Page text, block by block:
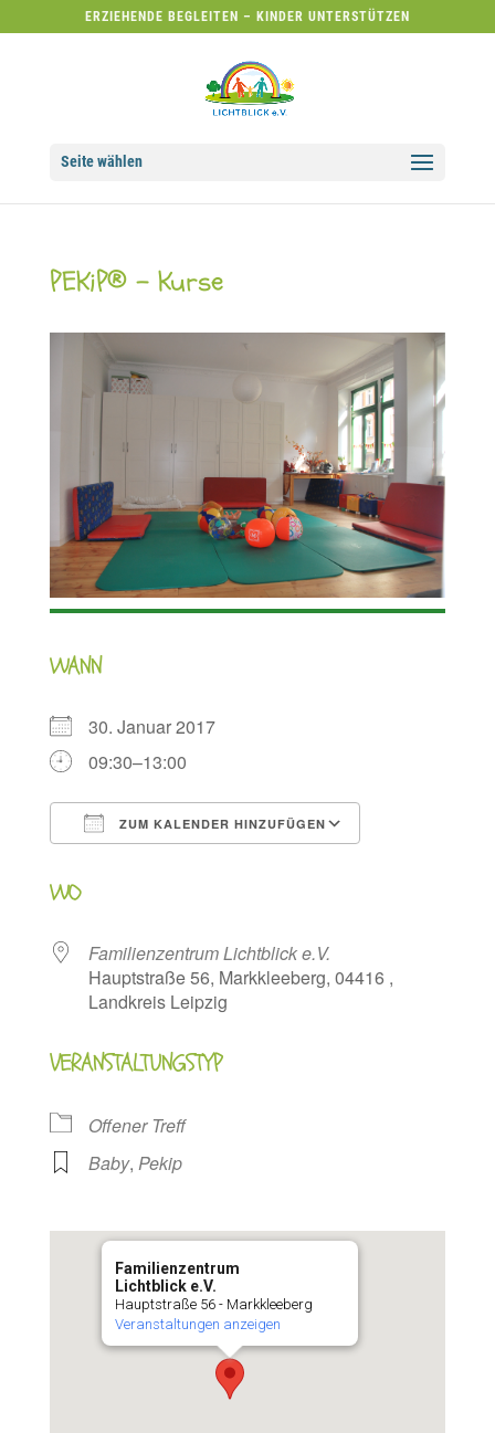
ERZIEHENDE BEGLEITEN – KINDER UNTERSTÜTZEN
Seite wählen
PEKiP® – Kurse
WANN
30. Januar 2017
09:30–13:00
ZUM KALENDER HINZUFÜGEN
WO
Familienzentrum Lichtblick e.V.
Hauptstraße 56, Markkleeberg, 04416 ,
Landkreis Leipzig
VERANSTALTUNGSTYP
Offener Treff
Baby, Pekip
Familienzentrum
Lichtblick e.V.
Hauptstraße 56 - Markkleeberg
Veranstaltungen anzeigen